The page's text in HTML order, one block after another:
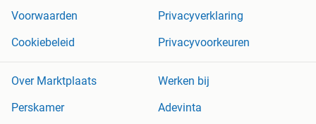
Voorwaarden
Privacyverklaring
Cookiebeleid
Privacyvoorkeuren
Over Marktplaats
Werken bij
Perskamer
Adevinta